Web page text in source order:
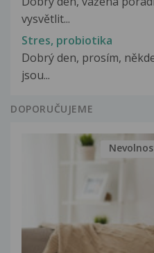
vysvětlit...
Stres, probiotika
Dobrý den, prosím,
jsou...
DOPORUČUJEME